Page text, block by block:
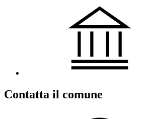
Contatta il comune